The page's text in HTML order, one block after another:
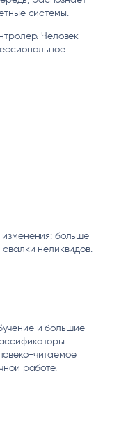
системы.
Человек
больше
неликвидов.
и большие
читаемое
работе.